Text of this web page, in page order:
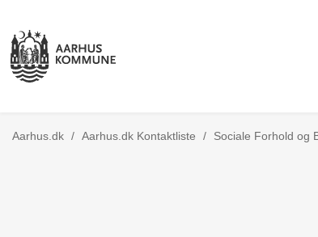
Aarhus.dk / Aarhus.dk Kontaktliste / Sociale Forhold og